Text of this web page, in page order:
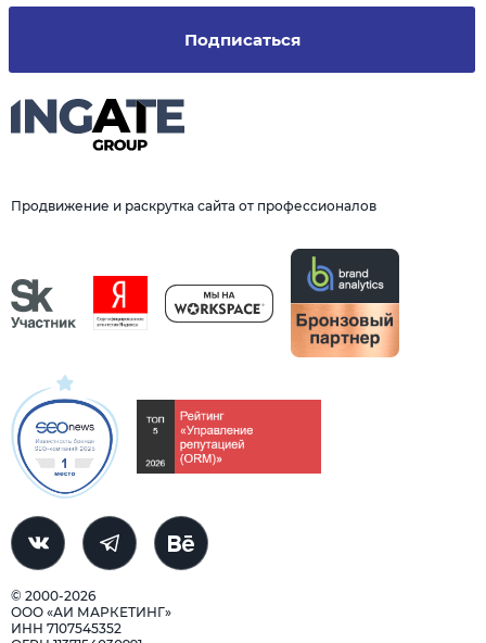
Продвижение и раскрутка сайта от профессионалов
© 2000-2026
ООО «АИ МАРКЕТИНГ»
ИНН 7107545352
Подписаться